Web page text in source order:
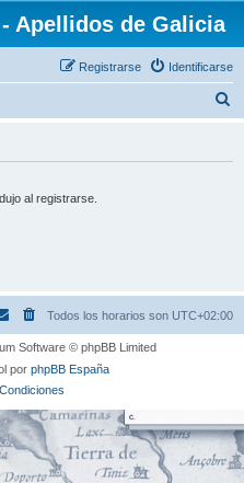
Apellidos de Galicia
Identificarse
Registrarse
al registrarse.
Todos los horarios son UTC+02:00
Software © phpBB Limited
por phpBB España
Condiciones